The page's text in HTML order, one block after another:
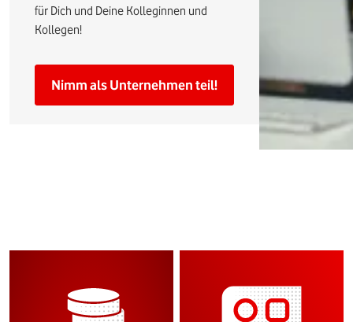
für Dich und Deine Kolleginnen und
Kollegen!
Nimm als Unternehmen teil!